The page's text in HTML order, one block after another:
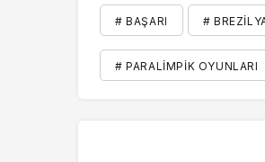
# BAŞARI #
# PARALIMPIK OYUNLARI